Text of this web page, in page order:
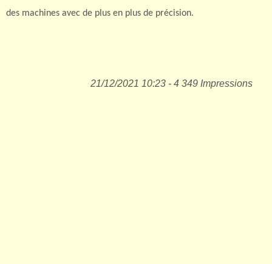
des machines avec de plus en plus de précision.
21/12/2021 10:23 - 4 349 Impressions